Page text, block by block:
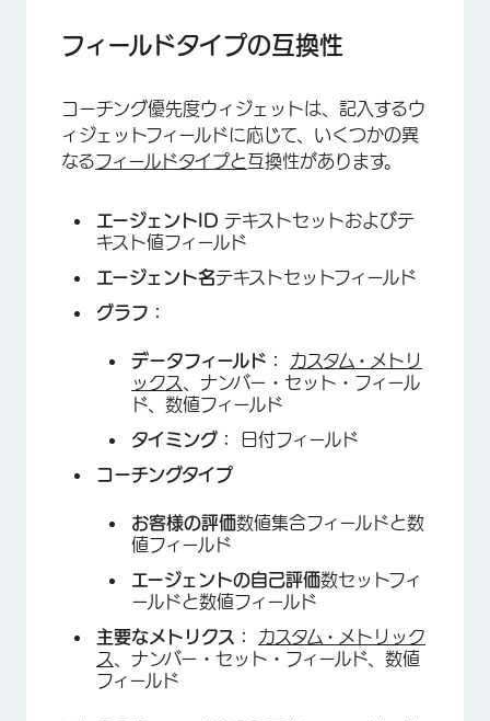
×
フィールドタイプの互換性
コーチング優先度ウィジェットは、記入するウ
ィジェットフィールドに応じて、いくつかの異
なるフィールドタイプと 互換性があります。
エージェントID テキストセットおよびテ
キスト値フィールド
エージェント名テキストセットフィールド
グラフ：
データフィールド：
カスタム・メトリ
ックス
、ナンバー・セット・フィール
ド、数値フィールド
タイミング：
日付フィールド
コーチングタイプ
お客様の評価数値集合フィールドと数
値フィールド
エージェントの自己評価数セットフィ
ールドと数値フィールド
主要なメトリクス：
カスタム・メトリック
ス
、ナンバー・セット・フィールド、数値
フィールド